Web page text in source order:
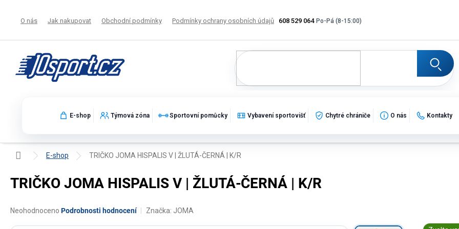
608 529 064
O nás Jak nakupovat Obchodní podmínky Podmínky ochrany osobních údajů Výměna, vrácení a reklamace zboží
E-shop Týmová zóna Sportovní pomůcky Vybavení sportovišť Chytré chrániče O nás Kontakty
Domů E-shop TRIČKO JOMA HISPALIS V | ŽLUTÁ-ČERNÁ | K/R
TRIČKO JOMA HISPALIS V | ŽLUTÁ-ČERNÁ | K/R
Průměrné
Neohodnoceno Podrobnosti hodnocení Značka: JOMA